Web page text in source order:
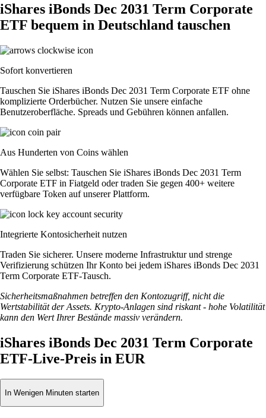
iShares iBonds Dec 2031 Term Corporate
ETF bequem in Deutschland tauschen
Sofort konvertieren
Tauschen Sie iShares iBonds Dec 2031 Term Corporate ETF ohne
komplizierte Orderbücher. Nutzen Sie unsere einfache
Benutzeroberfläche. Spreads und Gebühren können anfallen.
Aus Hunderten von Coins wählen
Wählen Sie selbst: Tauschen Sie iShares iBonds Dec 2031 Term
Corporate ETF in Fiatgeld oder traden Sie gegen 400+ weitere
verfügbare Token auf unserer Plattform.
Integrierte Kontosicherheit nutzen
Traden Sie sicherer. Unsere moderne Infrastruktur und strenge
Verifizierung schützen Ihr Konto bei jedem iShares iBonds Dec 2031
Term Corporate ETF-Tausch.
Sicherheitsmaßnahmen betreffen den Kontozugriff, nicht die
Wertstabilität der Assets. Krypto-Anlagen sind riskant - hohe Volatilität
kann den Wert Ihrer Bestände massiv verändern.
iShares iBonds Dec 2031 Term Corporate
ETF-Live-Preis in EUR
In Wenigen Minuten starten